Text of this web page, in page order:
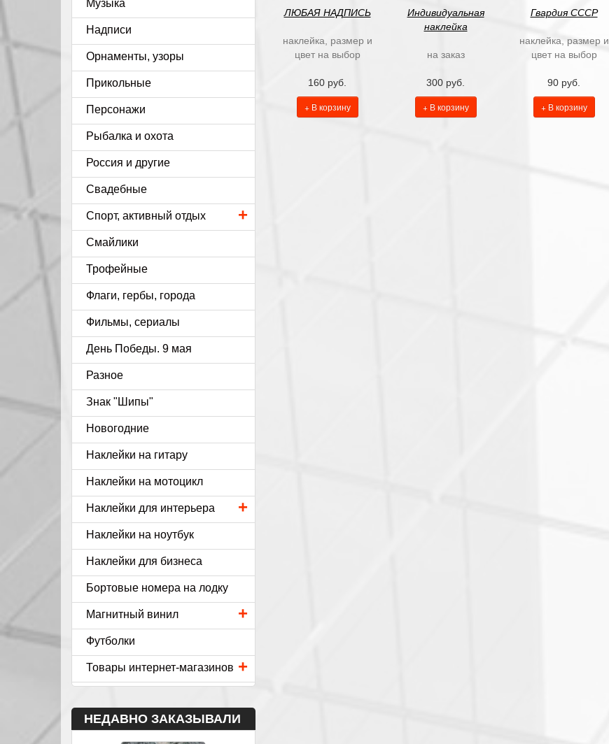
ЛЮБАЯ НАДПИСЬ
наклейка, размер и
цвет на выбор
160 руб.
+ В корзину
Индивидуальная
наклейка
на заказ
300 руб.
+ В корзину
Гвардия СССР
наклейка, размер и
цвет на выбор
90 руб.
+ В корзину
Музыка
Надписи
Орнаменты, узоры
Прикольные
Персонажи
Рыбалка и охота
Россия и другие
Свадебные
+
Спорт, активный отдых
Смайлики
Трофейные
Флаги, гербы, города
Фильмы, сериалы
День Победы. 9 мая
Разное
Знак "Шипы"
Новогодние
Наклейки на гитару
Наклейки на мотоцикл
+
Наклейки для интерьера
Наклейки на ноутбук
Наклейки для бизнеса
Бортовые номера на лодку
+
Магнитный винил
Футболки
+
Товары интернет-магазинов
НЕДАВНО ЗАКАЗЫВАЛИ